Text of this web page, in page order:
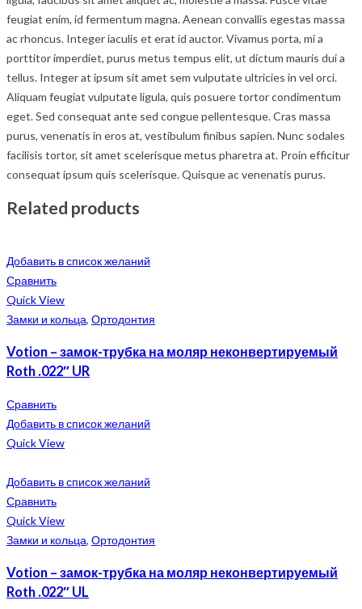
feugiat enim, id fermentum magna. Aenean convallis egestas massa
ac rhoncus. Integer iaculis et erat id auctor. Vivamus porta, mi a
porttitor imperdiet, purus metus tempus elit, ut dictum mauris dui a
tellus. Integer at ipsum sit amet sem vulputate ultricies in vel orci.
Aliquam feugiat vulputate ligula, quis posuere tortor condimentum
eget. Sed consequat ante sed congue pellentesque. Cras massa
purus, venenatis in eros at, vestibulum finibus sapien. Nunc sodales
facilisis tortor, sit amet scelerisque metus pharetra at. Proin efficitur
consequat ipsum quis scelerisque. Quisque ac venenatis purus.
Related products
Добавить в список желаний
Сравнить
Quick View
Замки и кольца, Ортодонтия
Votion – замок-трубка на моляр неконвертируемый
Roth .022″ UR
Сравнить
Добавить в список желаний
Quick View
Добавить в список желаний
Сравнить
Quick View
Замки и кольца, Ортодонтия
Votion – замок-трубка на моляр неконвертируемый
Roth .022″ UL